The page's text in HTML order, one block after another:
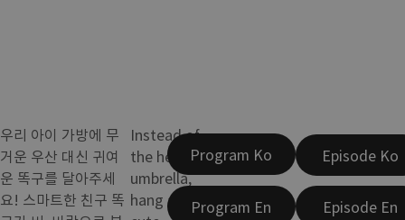
우리 아이 가방에 무
거운 우산 대신 귀여
운 똑구를 달아주세
요! 스마트한 친구 똑
Instead of
the heavy
umbrella,
hang a
Program Ko
Program En
Episode Ko
Episode En